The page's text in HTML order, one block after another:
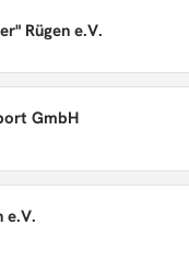
Rügen e.V.
GmbH
e.V.